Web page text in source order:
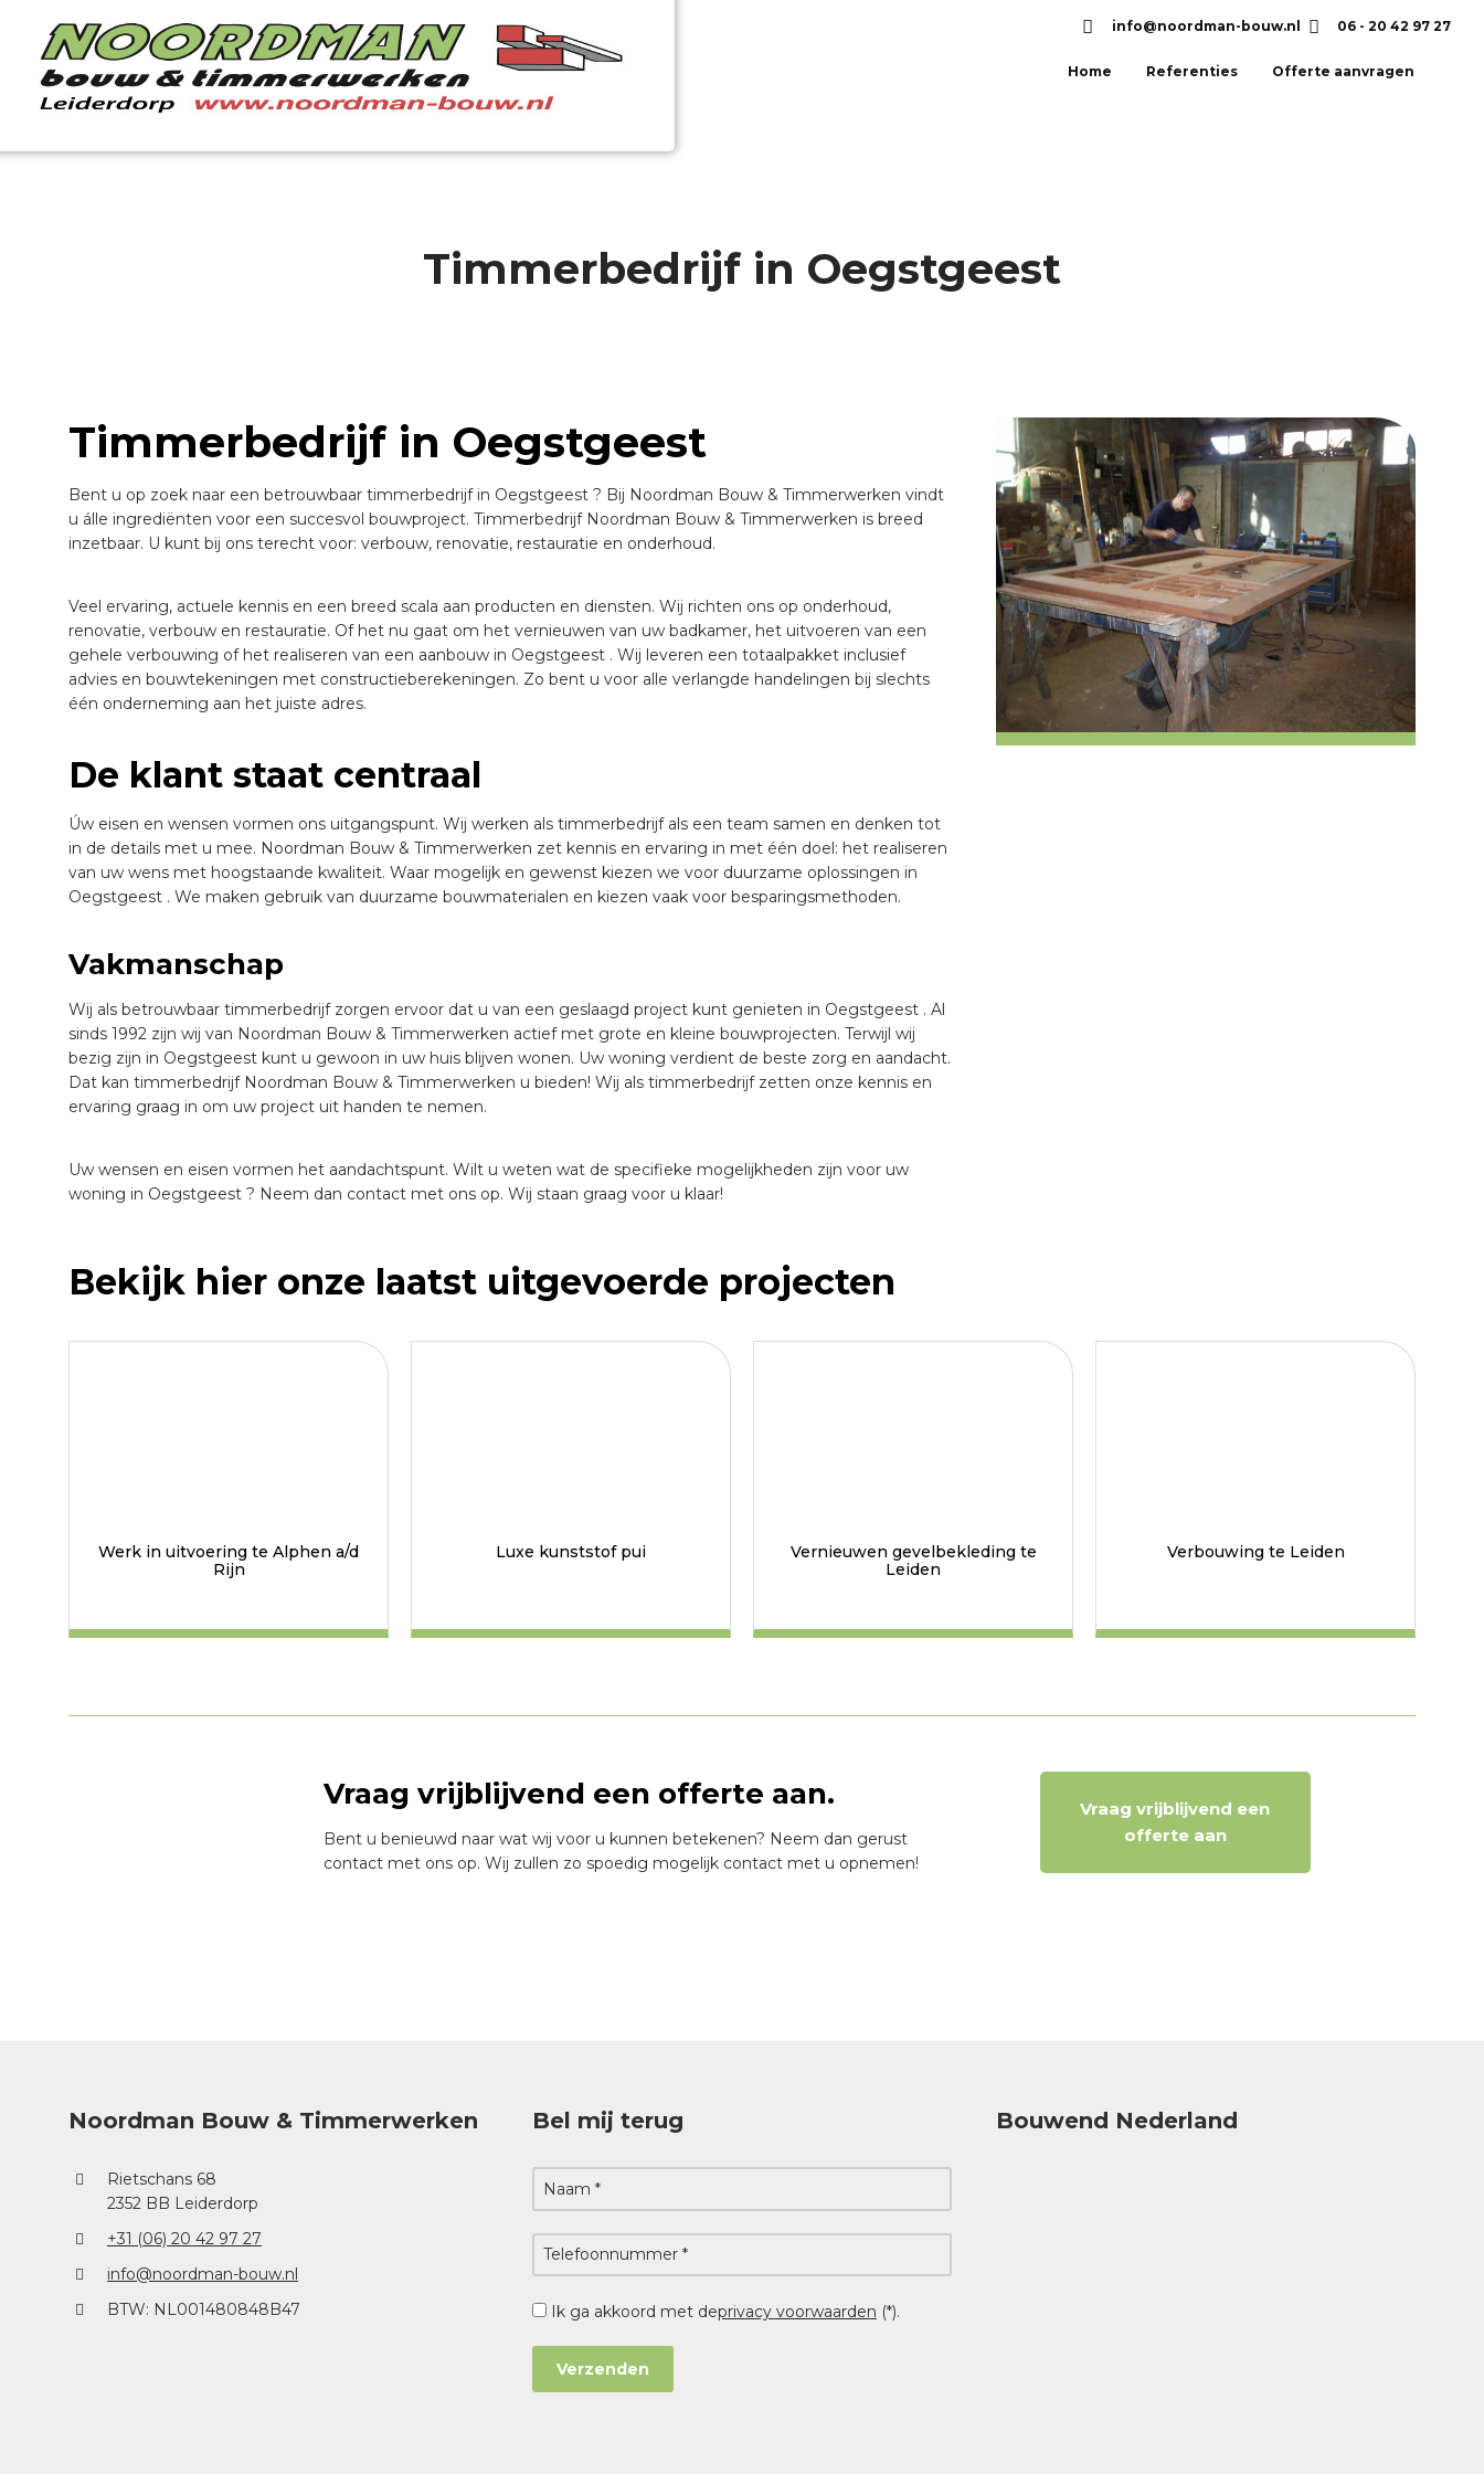
info@noordman-bouw.nl 06 - 20 42 97 27
Home Referenties Offerte aanvragen
Timmerbedrijf in Oegstgeest
Timmerbedrijf in Oegstgeest
Bent u op zoek naar een betrouwbaar timmerbedrijf in Oegstgeest ? Bij Noordman Bouw & Timmerwerken vindt
u álle ingrediënten voor een succesvol bouwproject. Timmerbedrijf Noordman Bouw & Timmerwerken is breed
inzetbaar. U kunt bij ons terecht voor: verbouw, renovatie, restauratie en onderhoud.
Veel ervaring, actuele kennis en een breed scala aan producten en diensten. Wij richten ons op onderhoud,
renovatie, verbouw en restauratie. Of het nu gaat om het vernieuwen van uw badkamer, het uitvoeren van een
gehele verbouwing of het realiseren van een aanbouw in Oegstgeest . Wij leveren een totaalpakket inclusief
advies en bouwtekeningen met constructieberekeningen. Zo bent u voor alle verlangde handelingen bij slechts
één onderneming aan het juiste adres.
De klant staat centraal
Úw eisen en wensen vormen ons uitgangspunt. Wij werken als timmerbedrijf als een team samen en denken tot
in de details met u mee. Noordman Bouw & Timmerwerken zet kennis en ervaring in met één doel: het realiseren
van uw wens met hoogstaande kwaliteit. Waar mogelijk en gewenst kiezen we voor duurzame oplossingen in
Oegstgeest . We maken gebruik van duurzame bouwmaterialen en kiezen vaak voor besparingsmethoden.
Vakmanschap
Wij als betrouwbaar timmerbedrijf zorgen ervoor dat u van een geslaagd project kunt genieten in Oegstgeest . Al
sinds 1992 zijn wij van Noordman Bouw & Timmerwerken actief met grote en kleine bouwprojecten. Terwijl wij
bezig zijn in Oegstgeest kunt u gewoon in uw huis blijven wonen. Uw woning verdient de beste zorg en aandacht.
Dat kan timmerbedrijf Noordman Bouw & Timmerwerken u bieden! Wij als timmerbedrijf zetten onze kennis en
ervaring graag in om uw project uit handen te nemen.
Uw wensen en eisen vormen het aandachtspunt. Wilt u weten wat de specifieke mogelijkheden zijn voor uw
woning in Oegstgeest ? Neem dan contact met ons op. Wij staan graag voor u klaar!
Bekijk hier onze laatst uitgevoerde projecten
Werk in uitvoering te Alphen a/d
Rijn
Luxe kunststof pui
Vernieuwen gevelbekleding te
Leiden
Verbouwing te Leiden
Vraag vrijblijvend een offerte aan.
Bent u benieuwd naar wat wij voor u kunnen betekenen? Neem dan gerust
contact met ons op. Wij zullen zo spoedig mogelijk contact met u opnemen!
Vraag vrijblijvend een
offerte aan
Noordman Bouw & Timmerwerken
Rietschans 68
2352 BB Leiderdorp
+31 (06) 20 42 97 27
info@noordman-bouw.nl
BTW: NL001480848B47
Bel mij terug
Ik ga akkoord met deprivacy voorwaarden (*).
Bouwend Nederland